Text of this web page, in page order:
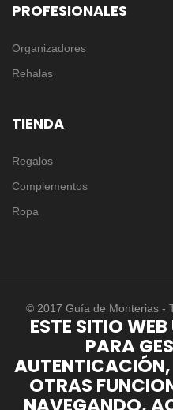
PROFESIONALES
Organizadores
Rehalas
TIENDA
Regalos
Complementos
Ropa
© 2017 Guía de Monterias -
ESTE SITIO
PARA
OTRAS